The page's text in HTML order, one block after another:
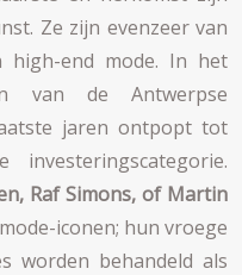
Ze zijn evenzeer van
high-end mode. In het
van de Antwerpse
jaren ontpopt tot
investeringscategorie.
Raf Simons, of Martin
iconen; hun vroege
worden behandeld als